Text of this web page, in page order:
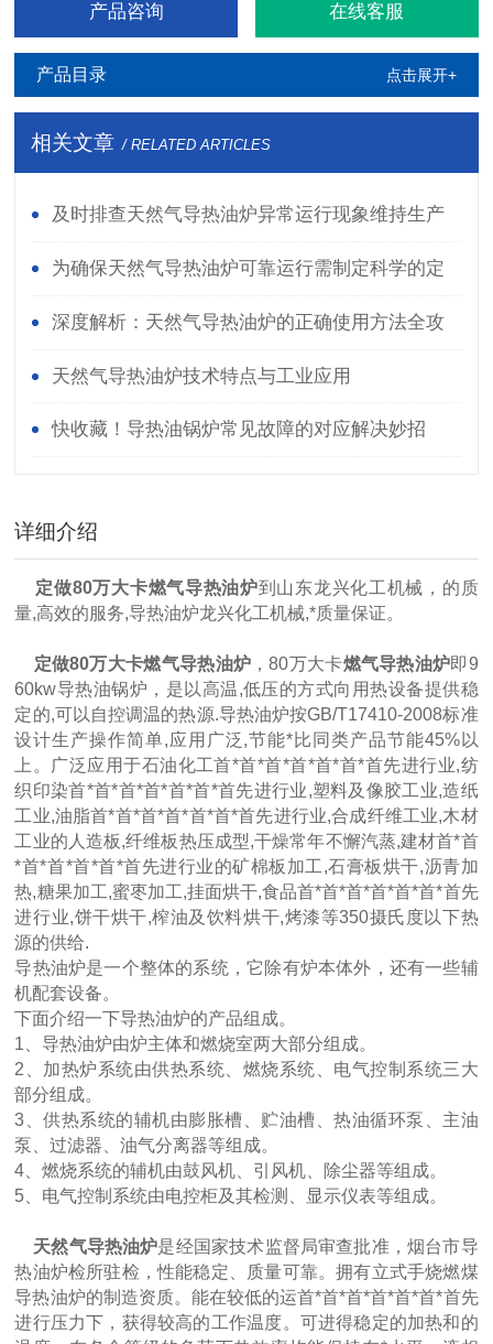
产品咨询 在线客服
产品目录 点击展开+
相关文章 / RELATED ARTICLES
及时排查天然气导热油炉异常运行现象维持生产
供热的稳定性
为确保天然气导热油炉可靠运行需制定科学的定
期维护保养方案
深度解析：天然气导热油炉的正确使用方法全攻
略 天然气导热油炉技术特点与工业应用
快收藏！导热油锅炉常见故障的对应解决妙招
详细介绍
定做80万大卡燃气导热油炉到山东龙兴化工机械，的质
量,高效的服务,导热油炉龙兴化工机械,*质量保证。
定做80万大卡燃气导热油炉 ，80万大卡燃气导热油炉即9
60kw导热油锅炉，是以高温,低压的方式向用热设备提供稳
定的,可以自控调温的热源.导热油炉按GB/T17410-2008标准
设计生产操作简单,应用广泛,节能*比同类产品节能45%以
上。广泛应用于石油化工首*首*首*首*首*首*首先进行业,纺
织印染首*首*首*首*首*首*首先进行业,塑料及像胶工业,造纸
工业,油脂首*首*首*首*首*首*首先进行业,合成纤维工业,木材
工业的人造板,纤维板热压成型,干燥常年不懈汽蒸,建材首*首
*首*首*首*首*首先进行业的矿棉板加工,石膏板烘干,沥青加
热,糖果加工,蜜枣加工,挂面烘干,食品首*首*首*首*首*首*首先
进行业,饼干烘干,榨油及饮料烘干,烤漆等350摄氏度以下热
源的供给.
导热油炉是一个整体的系统，它除有炉本体外，还有一些辅
机配套设备。
下面介绍一下导热油炉的产品组成。
1、导热油炉由炉主体和燃烧室两大部分组成。
2、加热炉系统由供热系统、燃烧系统、电气控制系统三大
部分组成。
3、供热系统的辅机由膨胀槽、贮油槽、热油循环泵、主油
泵、过滤器、油气分离器等组成。
4、燃烧系统的辅机由鼓风机、引风机、除尘器等组成。
5、电气控制系统由电控柜及其检测、显示仪表等组成。
天然气导热油炉是经国家技术监督局审查批准，烟台市导
热油炉检所驻检，性能稳定、质量可靠。拥有立式手烧燃煤
导热油炉的制造资质。能在较低的运首*首*首*首*首*首*首先
进行压力下，获得较高的工作温度。可进得稳定的加热和的